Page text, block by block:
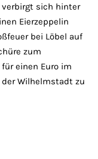
verbirgt sich hinter
Eierzeppelin
bei Löbel auf
zum
einen Euro im
Wilhelmstadt zu